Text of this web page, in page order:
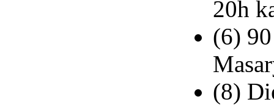
20h
(6)
(8)